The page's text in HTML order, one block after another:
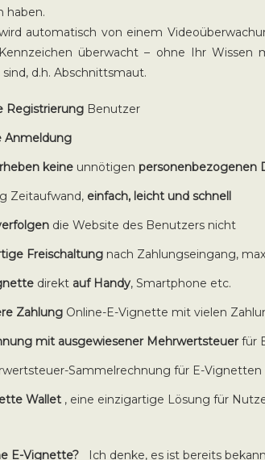
haben.
automatisch von einem
überwacht – ohne Ihr Wissen
d.h. Abschnittsmaut.
Registrierung Benutzer
Anmeldung
keine unnötigenpersonenbezogenen
Zeitaufwand, einfach, leicht und schnell
die Website des Benutzers nicht
Freischaltung nach Zahlungseingang,
direkt auf Handy, Smartphone etc.
Zahlung Online-E-Vignette mit vielen
mit ausgewiesener Mehrwertsteuerfür
Sammelrechnung für E-
Wallet , eine einzigartige Lösung für
E-Vignette? Ich denke, es ist bereits